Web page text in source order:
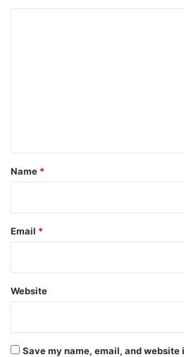
*
Name *
Email *
Website
Save my name, email, and